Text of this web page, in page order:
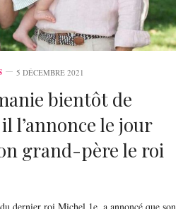
5 DÉCEMBRE 2021
bientôt de
l’annonce le jour
grand-père le roi